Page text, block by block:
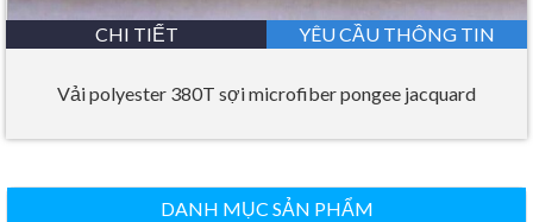
CHI TIẾT YÊU CẦU THÔNG TIN
Vải polyester 380T sợi microfiber pongee jacquard
DANH MỤC SẢN PHẨM